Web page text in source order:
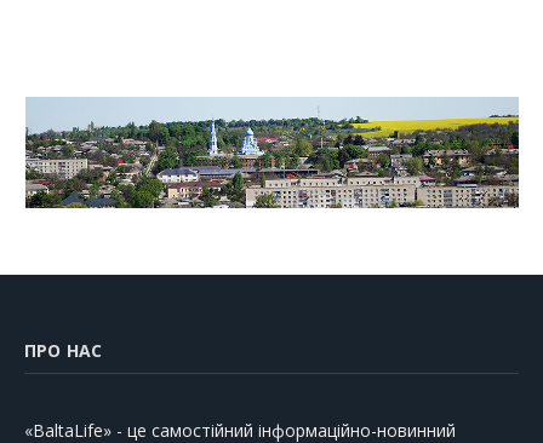
ПРО НАС
«BaltaLife» - це самостійний інформаційно-новинний